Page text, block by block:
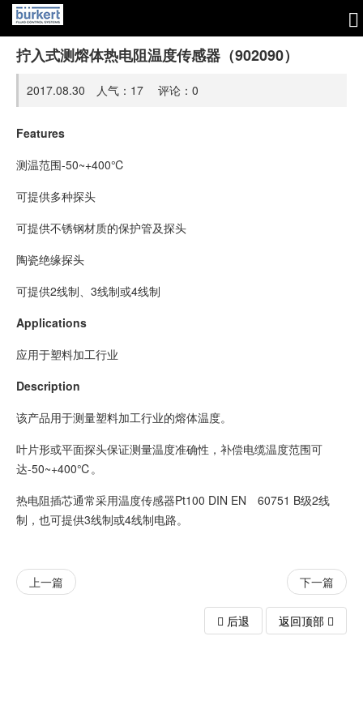
拧入式测熔体热电阻温度传感器（902090）
2017.08.30 人气： 17 评论： 0
Features
测温范围-50~+400℃
可提供多种探头
可提供不锈钢材质的保护管及探头
陶瓷绝缘探头
可提供2线制、3线制或4线制
Applications
应用于塑料加工行业
Description
该产品用于测量塑料加工行业的熔体温度。
叶片形或平面探头保证测量温度准确性，补偿电缆温度范围可
达-50~+400℃。
热电阻插芯通常采用温度传感器Pt100 DIN EN 60751 B级2线
制，也可提供3线制或4线制电路。
上一篇 下一篇
后退 返回顶部